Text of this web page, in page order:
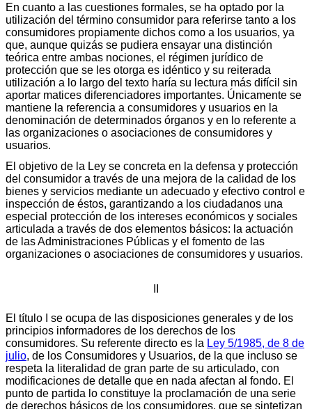
En cuanto a las cuestiones formales, se ha optado por la
utilización del término consumidor para referirse tanto a los
consumidores propiamente dichos como a los usuarios, ya
que, aunque quizás se pudiera ensayar una distinción
teórica entre ambas nociones, el régimen jurídico de
protección que se les otorga es idéntico y su reiterada
utilización a lo largo del texto haría su lectura más difícil sin
aportar matices diferenciadores importantes. Únicamente se
mantiene la referencia a consumidores y usuarios en la
denominación de determinados órganos y en lo referente a
las organizaciones o asociaciones de consumidores y
usuarios.
El objetivo de la Ley se concreta en la defensa y protección
del consumidor a través de una mejora de la calidad de los
bienes y servicios mediante un adecuado y efectivo control e
inspección de éstos, garantizando a los ciudadanos una
especial protección de los intereses económicos y sociales
articulada a través de dos elementos básicos: la actuación
de las Administraciones Públicas y el fomento de las
organizaciones o asociaciones de consumidores y usuarios.
El título I se ocupa de las disposiciones generales y de los
principios informadores de los derechos de los
consumidores. Su referente directo es la Ley 5/1985, de 8 de
julio, de los Consumidores y Usuarios, de la que incluso se
respeta la literalidad de gran parte de su articulado, con
modificaciones de detalle que en nada afectan al fondo. El
punto de partida lo constituye la proclamación de una serie
de derechos básicos de los consumidores, que se sintetizan